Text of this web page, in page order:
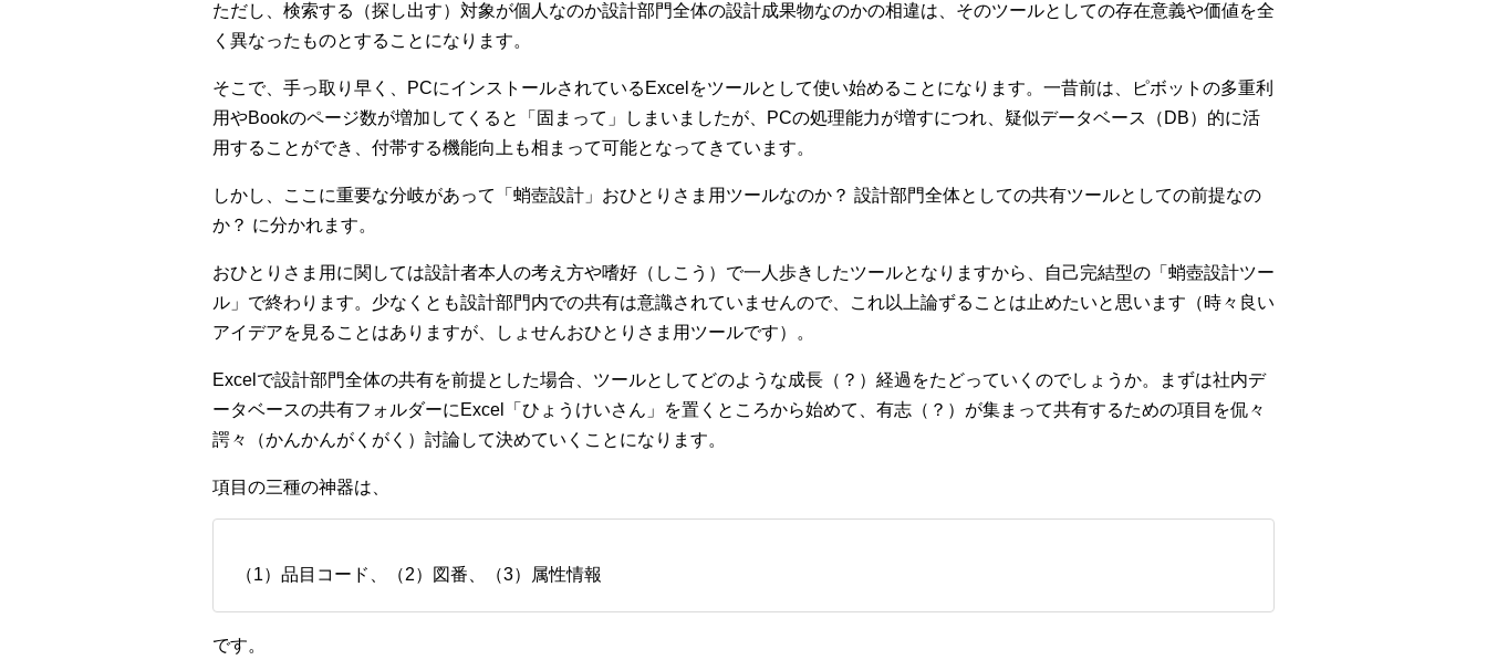
ただし、検索する（探し出す）対象が個人なのか設計部門全体の設計成果物なのかの相違は、そのツールとしての存在意義や価値を全
く異なったものとすることになります。
そこで、手っ取り早く、PCにインストールされているExcelをツールとして使い始めることになります。一昔前は、ピボットの多重利
用やBookのページ数が増加してくると「固まって」しまいましたが、PCの処理能力が増すにつれ、疑似データベース（DB）的に活
用することができ、付帯する機能向上も相まって可能となってきています。
しかし、ここに重要な分岐があって「蛸壺設計」おひとりさま用ツールなのか？ 設計部門全体としての共有ツールとしての前提なの
か？ に分かれます。
おひとりさま用に関しては設計者本人の考え方や嗜好（しこう）で一人歩きしたツールとなりますから、自己完結型の「蛸壺設計ツー
ル」で終わります。少なくとも設計部門内での共有は意識されていませんので、これ以上論ずることは止めたいと思います（時々良い
アイデアを見ることはありますが、しょせんおひとりさま用ツールです）。
Excelで設計部門全体の共有を前提とした場合、ツールとしてどのような成長（？）経過をたどっていくのでしょうか。まずは社内デ
ータベースの共有フォルダーにExcel「ひょうけいさん」を置くところから始めて、有志（？）が集まって共有するための項目を侃々
諤々（かんかんがくがく）討論して決めていくことになります。
項目の三種の神器は、
（1）品目コード、（2）図番、（3）属性情報
です。